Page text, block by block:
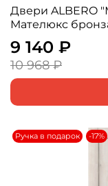
Двери ALBERO
Мателюкс
9 140 ₽
10 968 ₽
Ручка в подарок -17%